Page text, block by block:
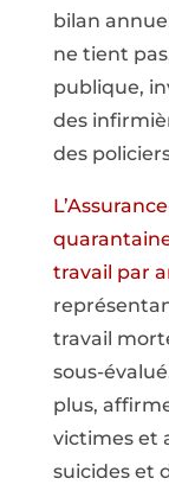
bilan
ne tient
publique,
des
des
travail par
travail
sous-
plus,
victimes et
suicides et